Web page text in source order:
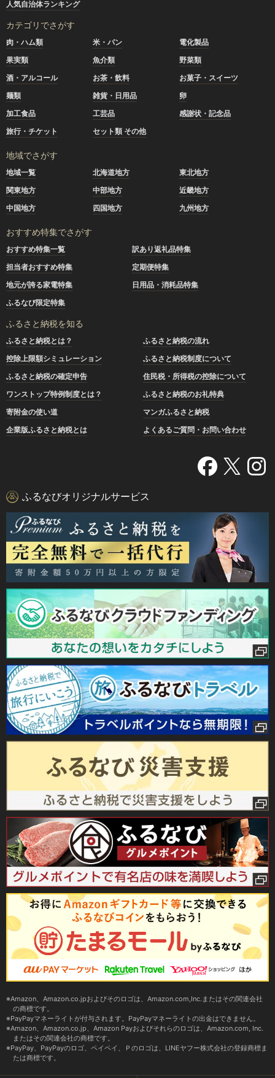
人気自治体ランキング
カテゴリでさがす
肉・ハム類 米・パン
電化製品
果実類
魚介類
野菜類
酒・アルコール
お茶・飲料
お菓子・スイーツ
麺類
雑貨・日用品
卵
加工食品
工芸品
感謝状・記念品
旅行・チケット
セット類 その他
地域でさがす
地域一覧 北海道地方
東北地方
関東地方
中部地方
近畿地方
中国地方
四国地方 九州地方
おすすめ特集でさがす
おすすめ特集一覧
訳あり返礼品特集
担当者おすすめ特集
定期便特集
地元が誇る家電特集
日用品・消耗品特集
ふるなび限定特集
ふるさと納税を知る
ふるさと納税とは？
ふるさと納税の流れ
控除上限額シミュレーション
ふるさと納税制度について
ふるさと納税の確定申告
住民税・所得税の控除について
ワンストップ特例制度とは？
ふるさと納税のお礼特典
寄附金の使い道
マンガふるさと納税
企業版ふるさと納税とは
よくあるご質問・お問い合わせ
ふるなびオリジナルサービス
Amazon、Amazon.co.jpおよびそのロゴは、Amazon.com,Inc.またはその関連会社
の商標です。
PayPayマネーライトが付与されます。PayPayマネーライトの出金はできません。
Amazon、Amazon.co.jp、Amazon Payおよびそれらのロゴは、Amazon.com, Inc.
またはその関連会社の商標です。
PayPay、PayPayのロゴ、ペイペイ、Ｐのロゴは、LINEヤフー株式会社の登録商標ま
たは商標です。